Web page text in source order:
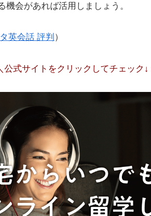
機会があれば活用しましょう。
英会話 評判 ）
公式サイトをクリックしてチェック↓